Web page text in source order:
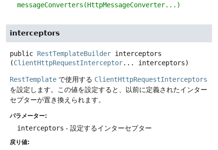
messageConverters(HttpMessageConverter...)
interceptors
public RestTemplateBuilder interceptors
(ClientHttpRequestInterceptor... interceptors)
RestTemplate で使用する ClientHttpRequestInterceptors
を設定します。この値を設定すると、以前に定義されたインター
セプターが置き換えられます。
パラメーター:
interceptors - 設定するインターセプター
戻り値: